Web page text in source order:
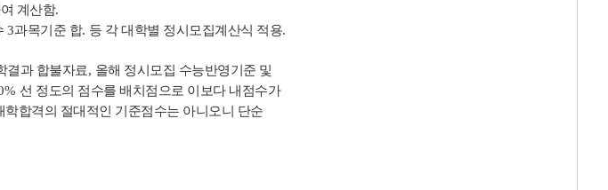
계산함.
3과목기준 합. 등 각 대학별 정시모집계산식 적용.
결과 합불자료, 올해 정시모집 수능반영기준 및
선 정도의 점수를 배치점으로 이보다 내점수가
학합격의 절대적인 기준점수는 아니오니 단순